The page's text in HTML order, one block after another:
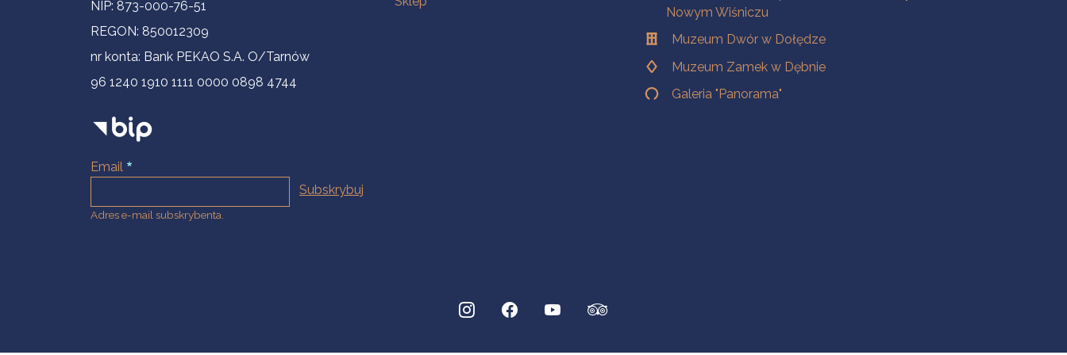
NIP: 873-000-76-51
REGON: 850012309
nr konta: Bank PEKAO S.A. O/Tarnów
96 1240 1910 1111 0000 0898 4744
Email
Adres e-mail subskrybenta.
Nowym Wiśniczu
Muzeum Dwór w Dołędze
Muzeum Zamek w Dębnie
Galeria "Panorama"